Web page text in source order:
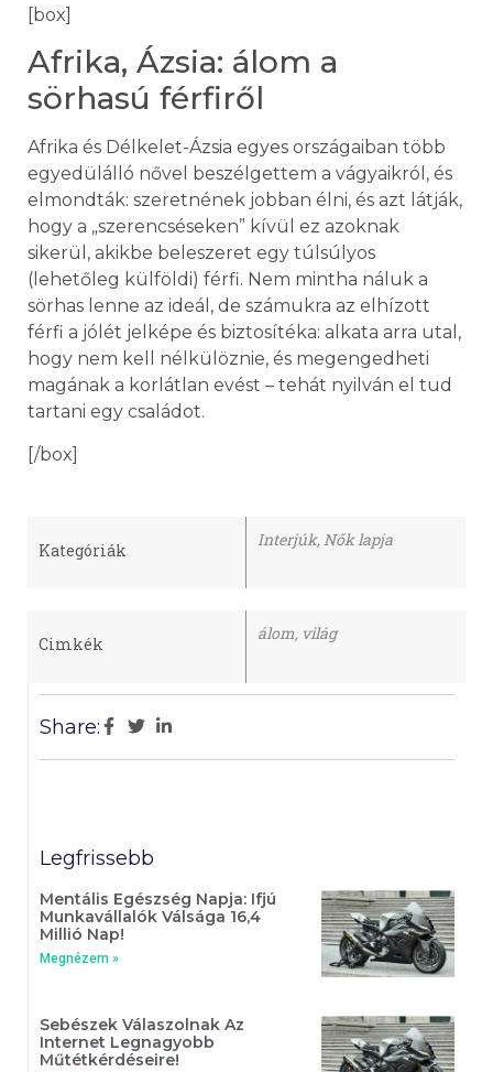
[box]
Afrika, Ázsia: álom a
sörhasú férfiről
Afrika és Délkelet-Ázsia egyes országaiban több
egyedülálló nővel beszélgettem a vágyaikról, és
elmondták: szeretnének jobban élni, és azt látják,
hogy a „szerencséseken” kívül ez azoknak
sikerül, akikbe beleszeret egy túlsúlyos
(lehetőleg külföldi) férfi. Nem mintha náluk a
sörhas lenne az ideál, de számukra az elhízott
férfi a jólét jelképe és biztosítéka: alkata arra utal,
hogy nem kell nélkülöznie, és megengedheti
magának a korlátlan evést – tehát nyilván el tud
tartani egy családot.
[/box]
Kategóriák
Interjúk,Nők lapja
Cimkék
álom, világ
Share:
Legfrissebb
Mentális Egészség Napja: Ifjú
Munkavállalók Válsága 16,4
Millió Nap!
Megnézem »
Sebészek Válaszolnak Az
Internet Legnagyobb
Műtétkérdéseire!